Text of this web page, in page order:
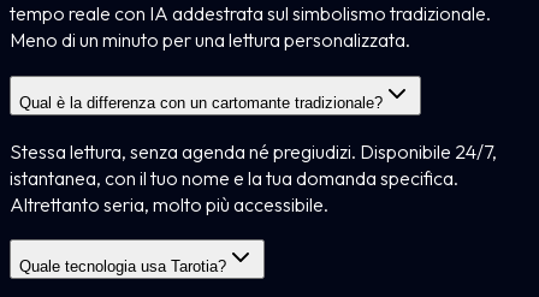
tempo reale con IA addestrata sul simbolismo tradizionale.
Meno di un minuto per una lettura personalizzata.
Qual è la differenza con un cartomante tradizionale?
Stessa lettura, senza agenda né pregiudizi. Disponibile 24/7,
istantanea, con il tuo nome e la tua domanda specifica.
Altrettanto seria, molto più accessibile.
Quale tecnologia usa Tarotia?